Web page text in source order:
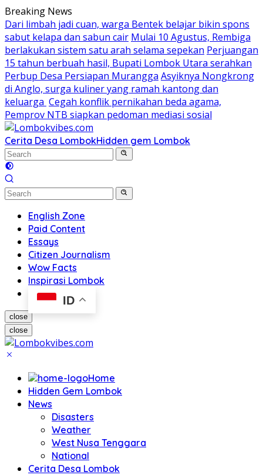
Skip
to
content
Breaking News
Dari limbah jadi cuan, warga Bentek belajar bikin spons
sabut kelapa dan sabun cair Mulai 10 Agustus, Rembiga
berlakukan sistem satu arah selama sepekan Perjuangan
15 tahun berbuah hasil, Bupati Lombok Utara serahkan
Perbup Desa Persiapan Murangga Asyiknya Nongkrong
di Anglo, surga kuliner yang ramah kantong dan
keluarga Cegah konflik pernikahan beda agama,
Pemprov NTB siapkan pedoman mediasi sosial
Cerita Desa LombokHidden gem Lombok
English Zone
Paid Content
Essays
Citizen Journalism
Wow Facts
Inspirasi Lombok
ID
close
close
Home
Hidden Gem Lombok
News
Disasters
Weather
West Nusa Tenggara
National
Cerita Desa Lombok